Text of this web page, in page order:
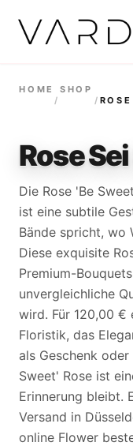
HOME
/
SHOP
/ ROSE
Rose
Die Rose 'Be
ist eine subtile
Bände spricht, wo
Diese exquisite
Premium-
unvergleichliche
wird. Für 120,00 €
Floristik, das
als Geschenk
Sweet' Rose ist
Erinnerung bleibt.
Versand in
online Flower